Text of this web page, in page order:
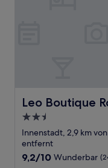
Leo Boutique
Leo Boutique
2.5-
Sterne-
Unterkunft
Innenstadt, 2,9 km
entfernt
9.2
9,2/10 Wunderbar